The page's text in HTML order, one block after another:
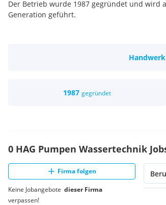
Der Betrieb wurde 1987 gegründet und wird
Generation geführt.
1987 gegründet
0 HAG Pumpen Wassertechnik
Firma folgen
Keine Jobangebote dieser Firma
verpassen!